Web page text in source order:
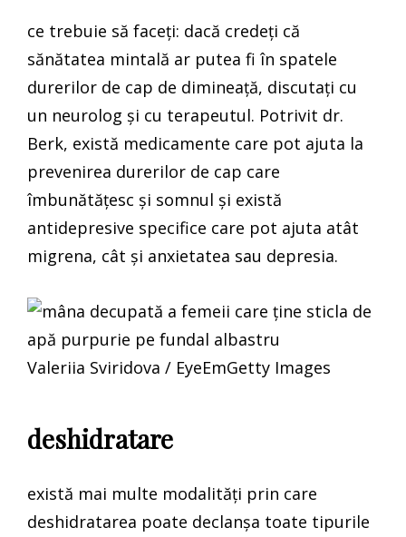
ce trebuie să faceți: dacă credeți că
sănătatea mintală ar putea fi în spatele
durerilor de cap de dimineață, discutați cu
un neurolog și cu terapeutul. Potrivit dr.
Berk, există medicamente care pot ajuta la
prevenirea durerilor de cap care
îmbunătățesc și somnul și există
antidepresive specifice care pot ajuta atât
migrena, cât și anxietatea sau depresia.
Valeriia Sviridova / EyeEmGetty Images
deshidratare
există mai multe modalități prin care
deshidratarea poate declanșa toate tipurile